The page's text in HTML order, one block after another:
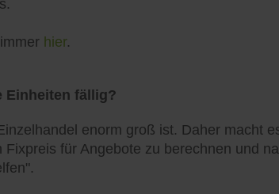
hier.
Einheiten fällig?
enorm groß ist. Daher macht
für Angebote zu berechnen und